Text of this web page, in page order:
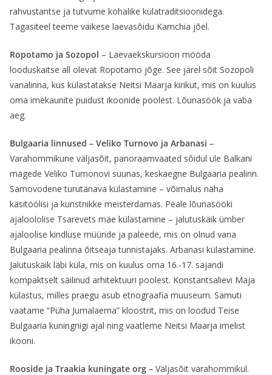
rahvustantse ja tutvume kohalike külatraditsioonidega.
Tagasiteel teeme väikese laevasõidu Kamchia jõel.
Ropotamo ja Sozopol – Laevaekskursioon mööda
looduskaitse all olevat Ropotamo jõge. See järel sõit Sozopoli
vanalinna, kus külastatakse Neitsi Maarja kirikut, mis on kuulus
oma imekaunite puidust ikoonide poolest. Lõunasöök ja vaba
aeg.
Bulgaaria linnused – Veliko Turnovo ja Arbanasi –
Varahommikune väljasõit, panoraamvaated sõidul üle Balkani
mägede Veliko Tumonovi suunas, keskaegne Bulgaaria pealinn.
Samovodene turutänava külastamine – võimalus näha
käsitöölisi ja kunstnikke meisterdamas. Peale lõunasööki
ajaloololise Tsarevets mäe külastamine – jalutuskäik ümber
ajaloolise kindluse müüride ja paleede, mis on olnud vana
Bulgaaria pealinna õitseaja tunnistajaks. Arbanasi külastamine.
Jalutuskäik läbi küla, mis on kuulus oma 16.-17. sajandi
kompaktselt säilinud arhitektuuri poolest. Konstantsalievi Maja
külastus, milles praegu asub etnograafia muuseum. Samuti
vaatame “Püha Jumalaema” kloostrit, mis on loodud Teise
Bulgaaria kuningriigi ajal ning vaatleme Neitsi Maarja imelist
ikooni.
Rooside ja Traakia kuningate org – Väljasõit varahommikul.